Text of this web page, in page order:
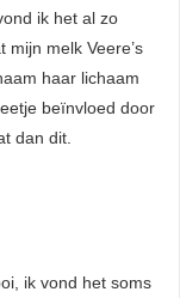
ik het al zo
melk Veere’s
haar lichaam
beïnvloed door
dan dit.
ik vond het soms